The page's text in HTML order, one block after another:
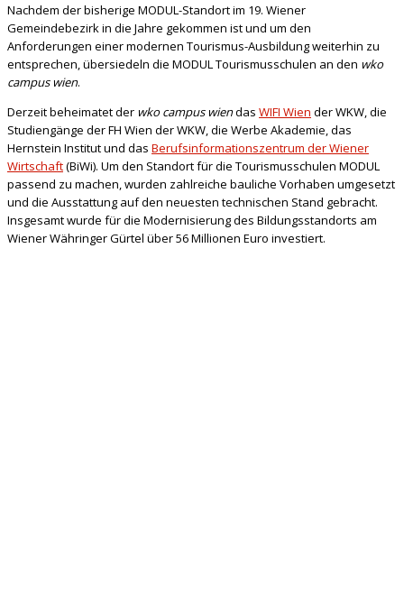
Nachdem der bisherige MODUL-Standort im 19. Wiener
Gemeindebezirk in die Jahre gekommen ist und um den
Anforderungen einer modernen Tourismus-Ausbildung weiterhin zu
entsprechen, übersiedeln die MODUL Tourismusschulen an den wko
campus wien.
Derzeit beheimatet der wko campus wiendas WIFI Wien der WKW, die
Studiengänge der FH Wien der WKW, die Werbe Akademie, das
Hernstein Institut und das Berufsinformationszentrum der Wiener
Wirtschaft(BiWi). Um den Standort für die Tourismusschulen MODUL
passend zu machen, wurden zahlreiche bauliche Vorhaben umgesetzt
und die Ausstattung auf den neuesten technischen Stand gebracht.
Insgesamt wurde für die Modernisierung des Bildungsstandorts am
Wiener Währinger Gürtel über 56 Millionen Euro investiert.